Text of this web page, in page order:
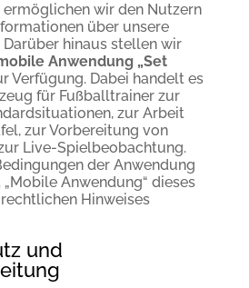
ermöglichen wir den Nutzern
über unsere
hinaus stellen wir
Anwendung „Set
Verfügung. Dabei handelt es
für Fußballtrainer zur
zur Arbeit
zur Vorbereitung von
Live-Spielbeobachtung.
der Anwendung
Anwendung“ dieses
Hinweises
und